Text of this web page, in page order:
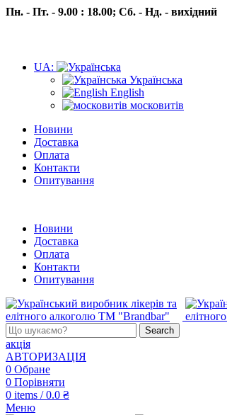
Пн. - Пт. - 9.00 : 18.00; Сб. - Нд. - вихідний
UA:
Українська
English
московитів
Новини
Доставка
Оплата
Контакти
Опитування
Новини
Доставка
Оплата
Контакти
Опитування
Search
акція
АВТОРИЗАЦІЯ
0 Обране
0 Порівняти
0 items / 0.0 ₴
Меню